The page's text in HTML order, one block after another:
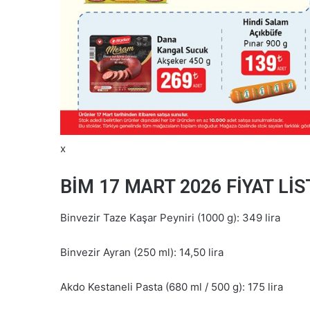
x
BİM 17 MART 2026 FİYAT
Binvezir Taze Kaşar Peyniri (1000 g): 349 lira
Binvezir Ayran (250 ml): 14,50 lira
Akdo Kestaneli Pasta (680 ml / 500 g): 175 lira